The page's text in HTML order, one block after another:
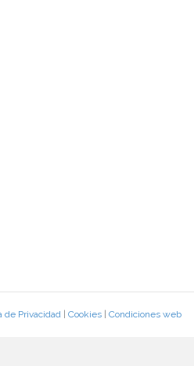
de Privacidad| Cookies| Condiciones web